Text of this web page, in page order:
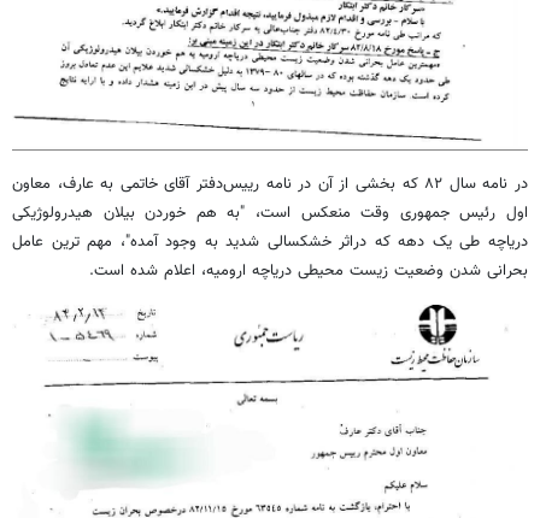
در نامه سال ۸۲ که بخشی از آن در نامه رییس‌دفتر آقای خاتمی به عارف، معاون
اول رئیس جمهوری وقت منعکس است، "به هم خوردن بیلان هیدرولوژیکی
دریاچه طی یک دهه که دراثر خشکسالی شدید به وجود آمده"، مهم ترین عامل
بحرانی شدن وضعیت زیست محیطی دریاچه ارومیه، اعلام شده است.